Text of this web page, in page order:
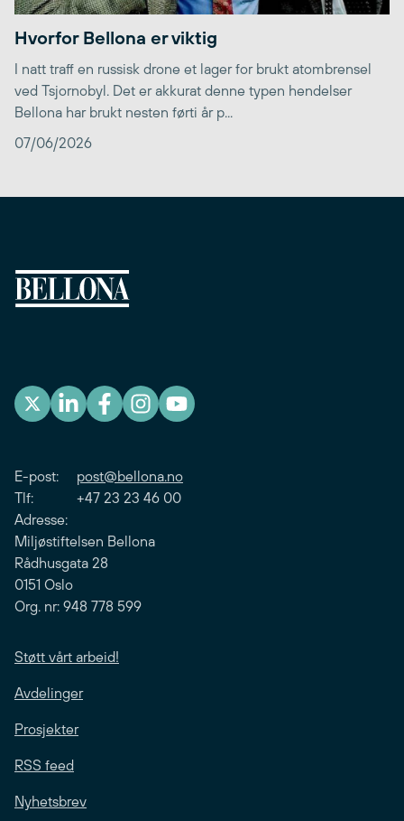
Hvorfor Bellona er viktig
I natt traff en russisk drone et lager for brukt atombrensel
ved Tsjornobyl. Det er akkurat denne typen hendelser
Bellona har brukt nesten førti år p...
07/06/2026
E-post: post@bellona.no
Tlf: +47 23 23 46 00
Adresse:
Miljøstiftelsen Bellona
Rådhusgata 28
0151 Oslo
Org. nr: 948 778 599
Støtt vårt arbeid!
Avdelinger
Prosjekter
RSS feed
Nyhetsbrev